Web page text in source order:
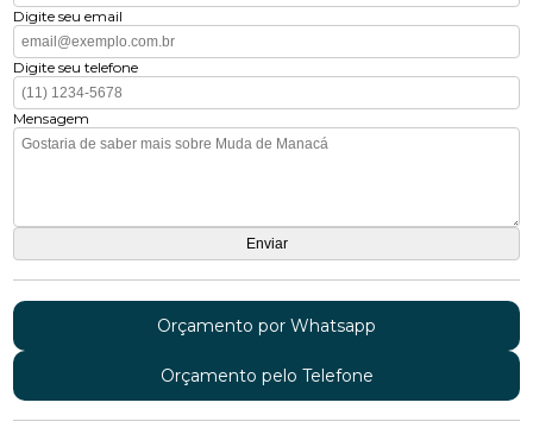
Digite seu email
Digite seu telefone
Mensagem
Orçamento por Whatsapp
Orçamento pelo Telefone